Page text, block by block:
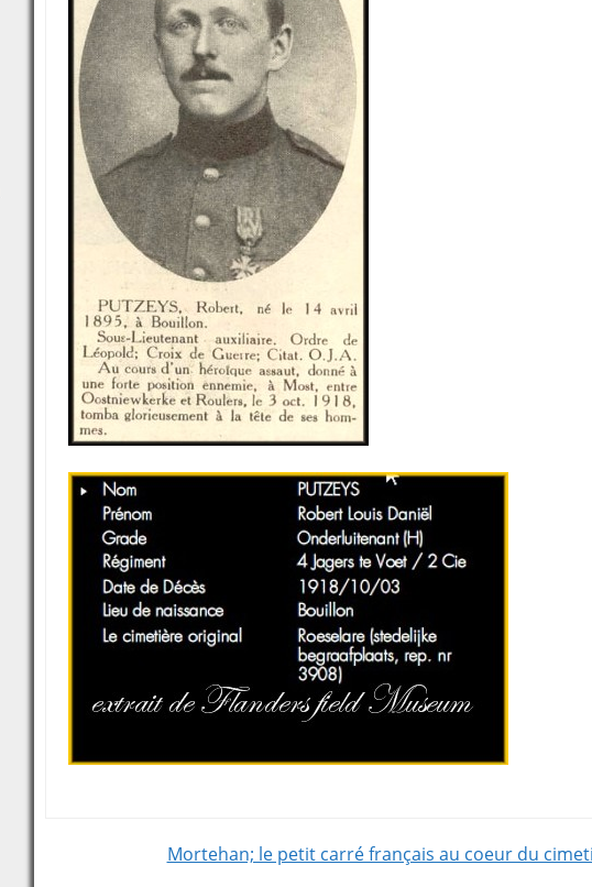
Mortehan; le petit carré français au coeur du